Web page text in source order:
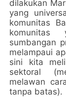
dilakukan
yang
komunitas
komunitas
sumbangan
melampaui
sini kita
sektoral
melawan
tanpa batas).